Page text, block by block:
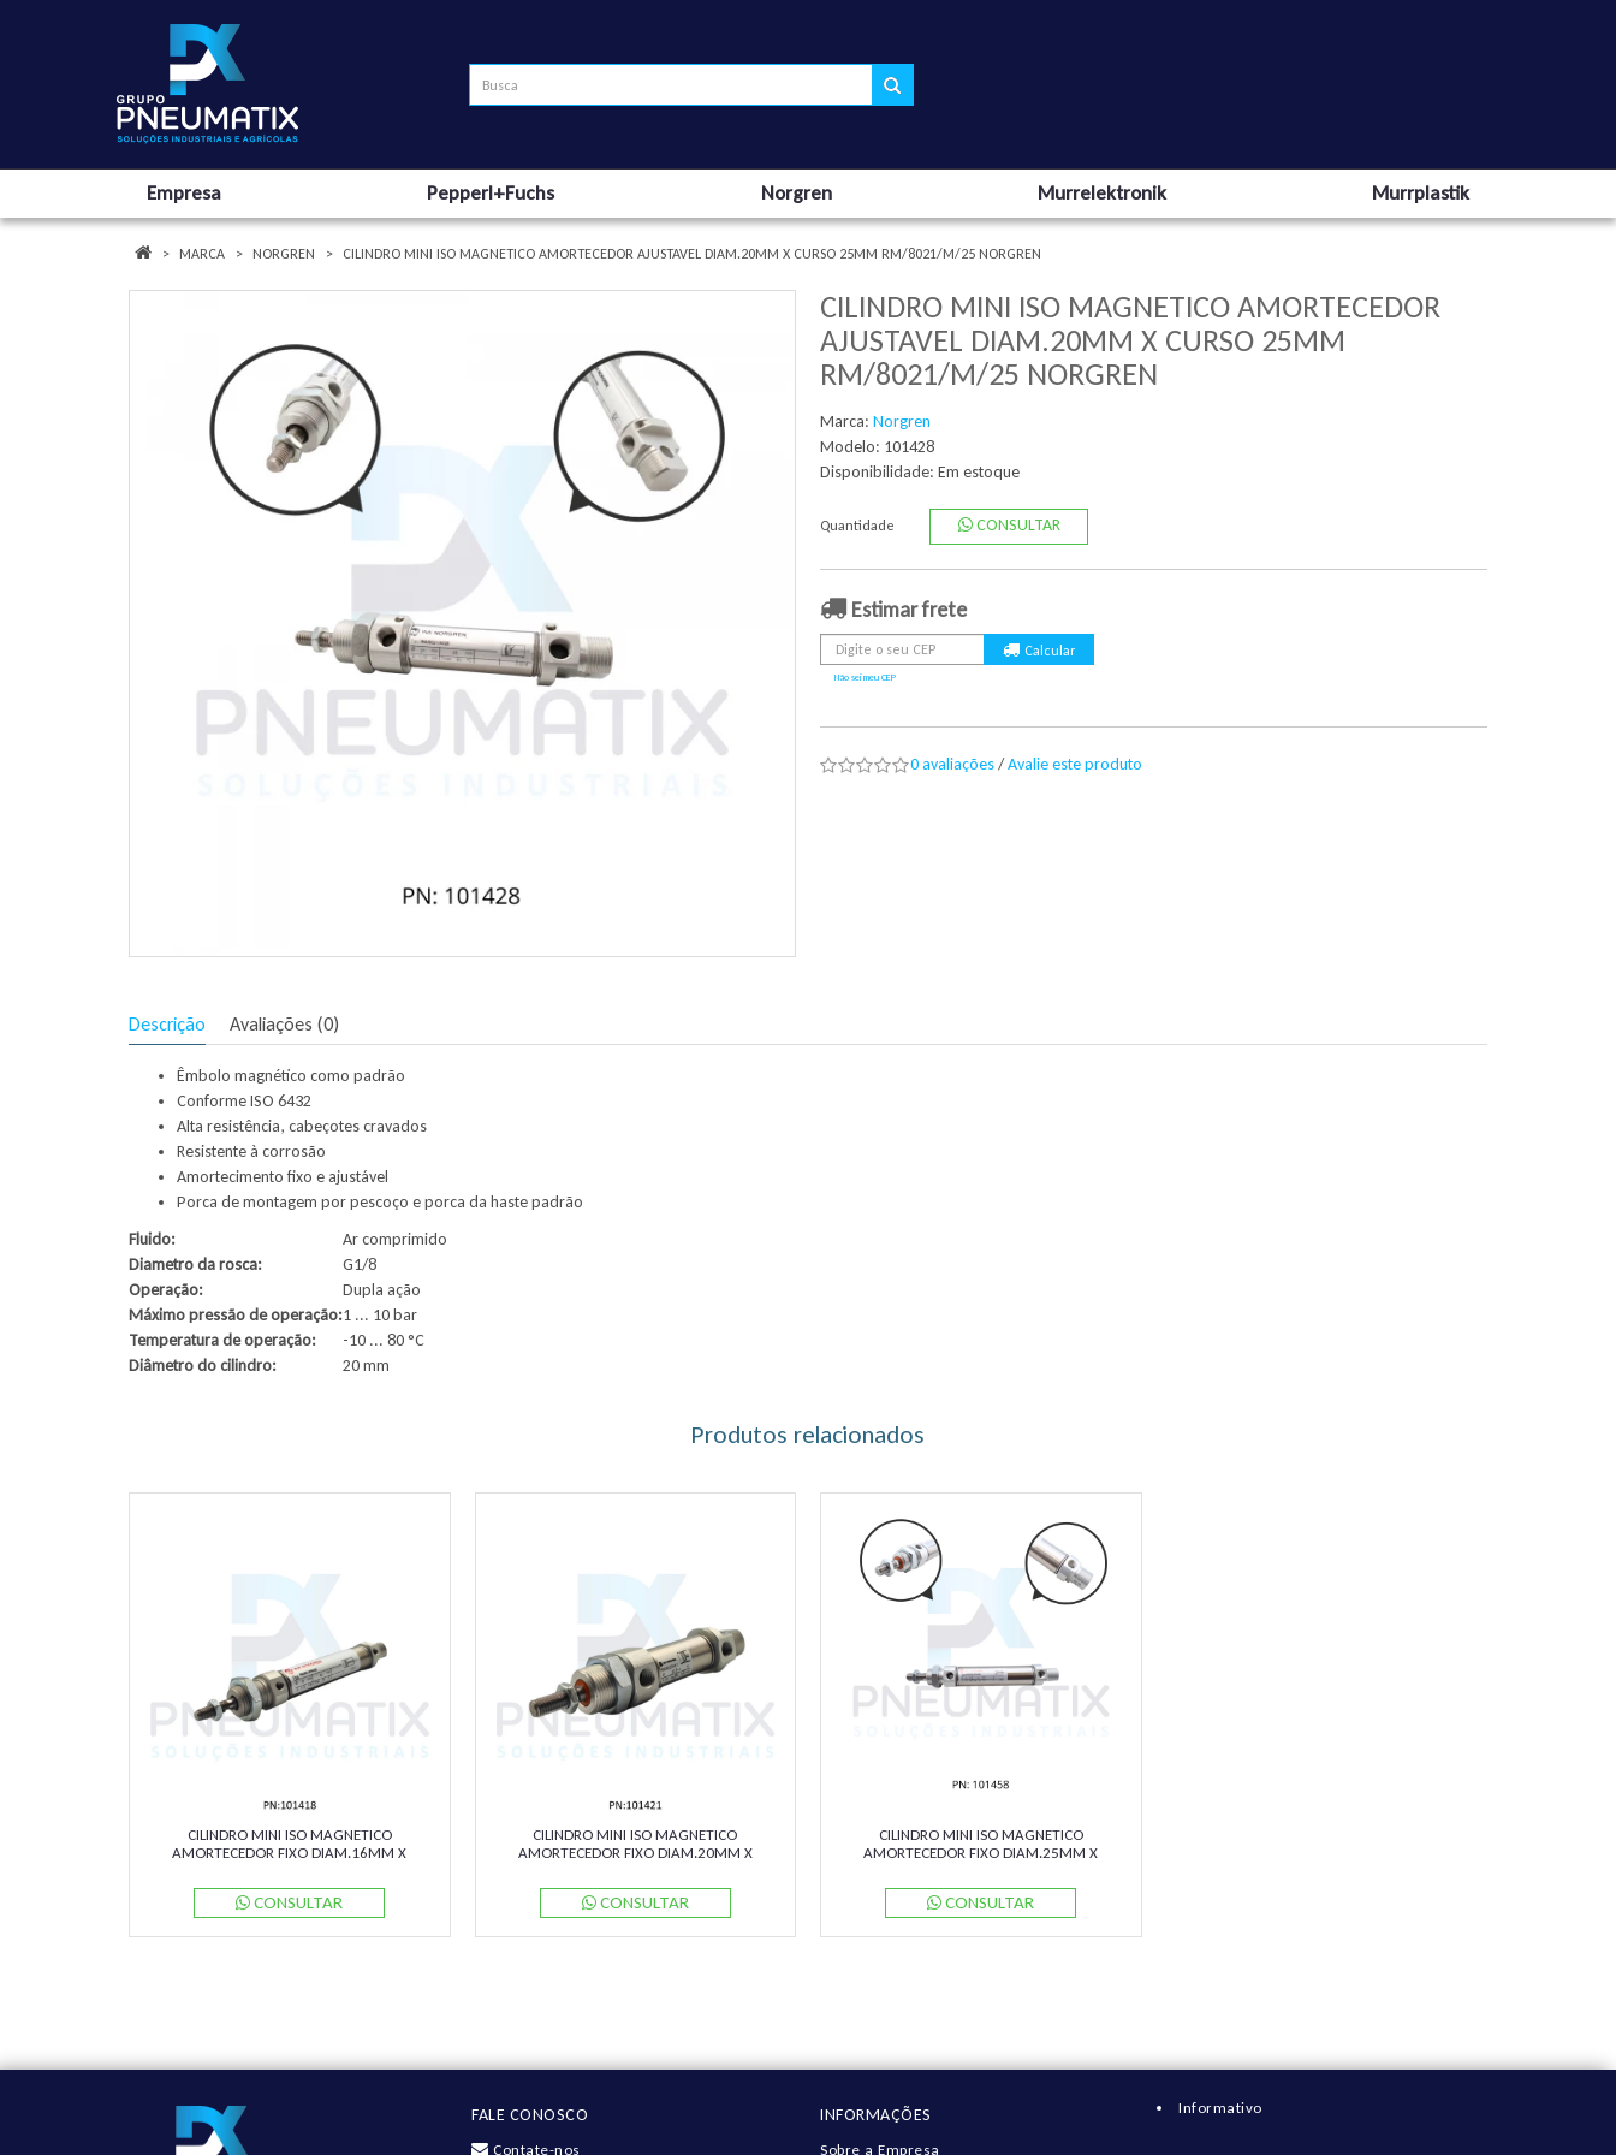
Empresa Pepperl+Fuchs Norgren Murrelektronik Murrplastik
MARCA NORGREN CILINDRO MINI ISO MAGNETICO AMORTECEDOR AJUSTAVEL DIAM.20MM X CURSO 25MM RM/8021/M/25 NORGREN
CILINDRO MINI ISO MAGNETICO AMORTECEDOR
AJUSTAVEL DIAM.20MM X CURSO 25MM
RM/8021/M/25 NORGREN
Marca: Norgren
Modelo: 101428
Disponibilidade: Em estoque
Quantidade CONSULTAR
Estimar frete
Não sei meu CEP
0 avaliações/Avalie este produto
Descrição Avaliações (0)
Êmbolo magnético como padrão
Conforme ISO 6432
Alta resistência, cabeçotes cravados
Resistente à corrosão
Amortecimento fixo e ajustável
Porca de montagem por pescoço e porca da haste padrão
Fluido:
Ar comprimido
Diametro da rosca:
G1/8
Operação:
Dupla ação
Máximo pressão de operação:1 ... 10 bar
Temperatura de operação:
-10 ... 80 °C
Diâmetro do cilindro:
20 mm
Produtos relacionados
CILINDRO MINI ISO MAGNETICO
AMORTECEDOR FIXO DIAM.16MM X
CONSULTAR
CILINDRO MINI ISO MAGNETICO
AMORTECEDOR FIXO DIAM.20MM X
CONSULTAR
CILINDRO MINI ISO MAGNETICO
AMORTECEDOR FIXO DIAM.25MM X
CONSULTAR
FALE CONOSCO
Contate-nos
INFORMAÇÕES
Sobre a Empresa
Informativo